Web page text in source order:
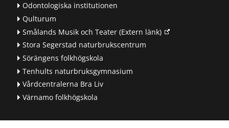
Odontologiska institutionen
Qulturum
Smålands Musik och Teater(Extern länk)
Stora Segerstad naturbrukscentrum
Sörängens folkhögskola
Tenhults naturbruksgymnasium
Vårdcentralerna Bra Liv
Värnamo folkhögskola